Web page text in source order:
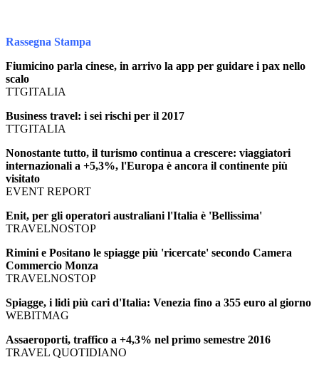
Rassegna Stampa
Fiumicino parla cinese, in arrivo la app per guidare i pax nello
scalo
TTGITALIA
Business travel: i sei rischi per il 2017
TTGITALIA
Nonostante tutto, il turismo continua a crescere: viaggiatori
internazionali a +5,3%, l'Europa è ancora il continente più
visitato
EVENT REPORT
Enit, per gli operatori australiani l'Italia è 'Bellissima'
TRAVELNOSTOP
Rimini e Positano le spiagge più 'ricercate' secondo Camera
Commercio Monza
TRAVELNOSTOP
Spiagge, i lidi più cari d'Italia: Venezia fino a 355 euro al giorno
WEBITMAG
Assaeroporti, traffico a +4,3% nel primo semestre 2016
TRAVEL QUOTIDIANO